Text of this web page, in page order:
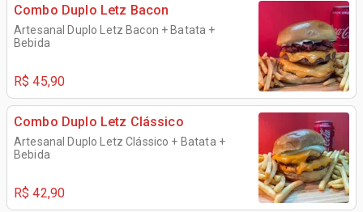
Combo Duplo Letz Bacon
Artesanal Duplo Letz Bacon + Batata +
Bebida
R$ 45,90
Combo Duplo Letz Clássico
Artesanal Duplo Letz Clássico + Batata +
Bebida
R$ 42,90